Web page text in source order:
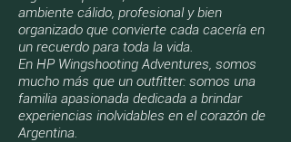
ambiente cálido, profesional y bien
organizado que convierte cada cacería en
un recuerdo para toda la vida.
En HP Wingshooting Adventures, somos
mucho más que un outfitter: somos una
familia apasionada dedicada a brindar
experiencias inolvidables en el corazón de
Argentina.